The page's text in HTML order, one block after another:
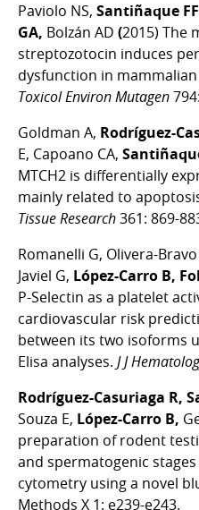
Paviolo NS, Santiñaque
GA, Bolzán AD (2015) The
streptozotocin induces
dysfunction in mammalian
Toxicol Environ Mutagen
Goldman A, Rodríguez-
E, Capoano CA,
MTCH2 is differentially
mainly related to
Tissue Research361: 869-
Romanelli G, Olivera-Bravo
Javiel G, López-Carro B,
P-Selectin as a platelet
cardiovascular risk
between its two isoforms
Elisa analyses. J J
Rodríguez-Casuriaga R,
Souza E, López-Carro B,
preparation of rodent
and spermatogenic
cytometry using a novel
Methods X 1: e239-e243.